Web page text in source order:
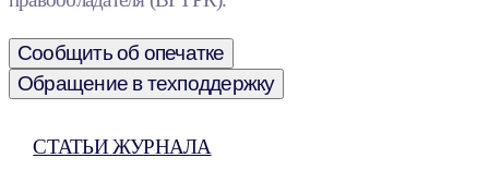
Сообщить об опечатке
Обращение в техподдержку
СТАТЬИ ЖУРНАЛА